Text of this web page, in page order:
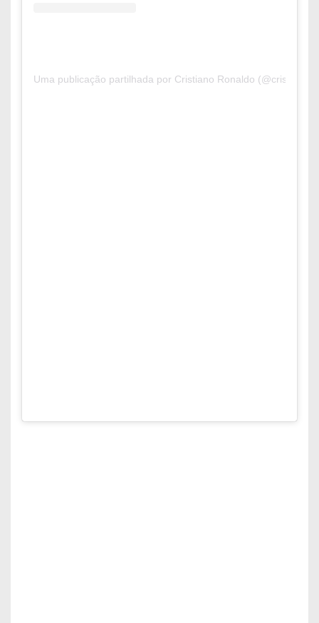
Uma publicação partilhada por Cristiano Ronaldo (@cristiano)